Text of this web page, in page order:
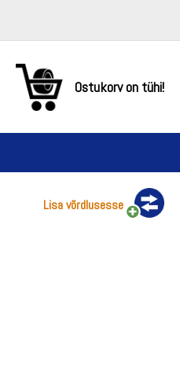
Ostukorv on tühi!
Lisa võrdlusesse